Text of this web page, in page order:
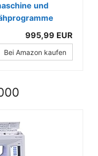
und
995,99 EUR
Bei Amazon kaufen